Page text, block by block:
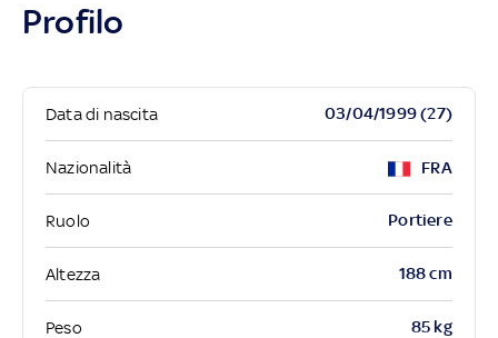
Profilo
Data di nascita 03/04/1999 (27)
Nazionalità FRA
Ruolo Portiere
Altezza 188 cm
Peso 85 kg